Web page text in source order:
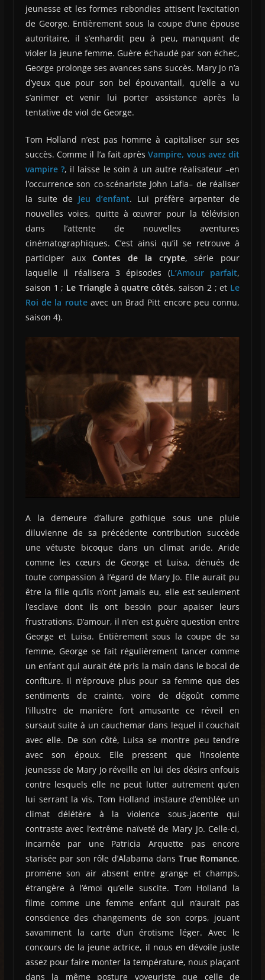
jeunesse et les formes rebondies attisent l’excitation
de George. Entièrement sous la coupe d’une épouse
autoritaire, il s’enhardit peu à peu, manquant de
violer la jeune femme. Guère échaudé par son échec,
George prolonge ses avances sans succès. Mary Jo n’a
d’yeux que pour son bel épouvantail, qu’elle a vu
s’animer et venir lui porter assistance après la
tentative de viol de George.
Tom Holland n’est pas homme à capitaliser sur ses
succès. Comme il l’a fait aprèsVampire, vous avez dit
vampire ?, il laisse le soin à un autre réalisateur –en
l’occurrence son co-scénariste John Lafia– de réaliser
la suite de Jeu d’enfant. Lui préfère arpenter de
nouvelles voies, quitte à œuvrer pour la télévision
dans l’attente de nouvelles aventures
cinématographiques. C’est ainsi qu’il se retrouve à
participer auxContes de la crypte, série pour
laquelle il réalisera 3 épisodes (L’Amour parfait,
saison 1 ; Le Triangle à quatre côtés, saison 2 ; et Le
Roi de la routeavec un Brad Pitt encore peu connu,
saison 4).
A la demeure d’allure gothique sous une pluie
diluvienne de sa précédente contribution succède
une vétuste bicoque dans un climat aride. Aride
comme les cœurs de George et Luisa, dénués de
toute compassion à l’égard de Mary Jo. Elle aurait pu
être la fille qu’ils n’ont jamais eu, elle est seulement
l’esclave dont ils ont besoin pour apaiser leurs
frustrations. D’amour, il n’en est guère question entre
George et Luisa. Entièrement sous la coupe de sa
femme, George se fait régulièrement tancer comme
un enfant qui aurait été pris la main dans le bocal de
confiture. Il n’éprouve plus pour sa femme que des
sentiments de crainte, voire de dégoût comme
l’illustre de manière fort amusante ce réveil en
sursaut suite à un cauchemar dans lequel il couchait
avec elle. De son côté, Luisa se montre peu tendre
avec son époux. Elle pressent que l’insolente
jeunesse de Mary Jo réveille en lui des désirs enfouis
contre lesquels elle ne peut lutter autrement qu’en
lui serrant la vis. Tom Holland instaure d’emblée un
climat délétère à la violence sous-jacente qui
contraste avec l’extrême naïveté de Mary Jo. Celle-ci,
incarnée par une Patricia Arquette pas encore
starisée par son rôle d’Alabama dansTrue Romance,
promène son air absent entre grange et champs,
étrangère à l’émoi qu’elle suscite. Tom Holland la
filme comme une femme enfant qui n’aurait pas
conscience des changements de son corps, jouant
savamment la carte d’un érotisme léger. Avec le
concours de la jeune actrice, il nous en dévoile juste
assez pour faire monter la température, nous plaçant
dans la même posture voyeuriste que celle de